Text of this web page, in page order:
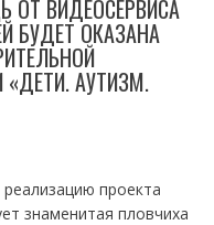
ОТ ВИДЕОСЕРВИСА
БУДЕТ ОКАЗАНА
АУТИЗМ.
проекта
знаменитая пловчиха